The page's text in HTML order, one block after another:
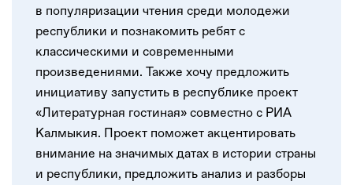
в популяризации чтения среди молодежи
республики и познакомить ребят с
классическими и современными
произведениями. Также хочу предложить
инициативу запустить в республике проект
«Литературная гостиная» совместно с РИА
Калмыкия. Проект поможет акцентировать
внимание на значимых датах в истории страны
и республики, предложить анализ и разборы